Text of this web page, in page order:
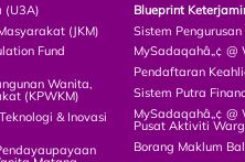
(U3A)
(JKM)
Fund
Wanita,
(KPWKM)
& Inovasi
Blueprint
Sistem Pengurusan
MySadaqahâ„¢ @
Pendaftaran
Sistem Putra
MySadaqahâ„¢
Pusat Aktiviti
Borang Maklum